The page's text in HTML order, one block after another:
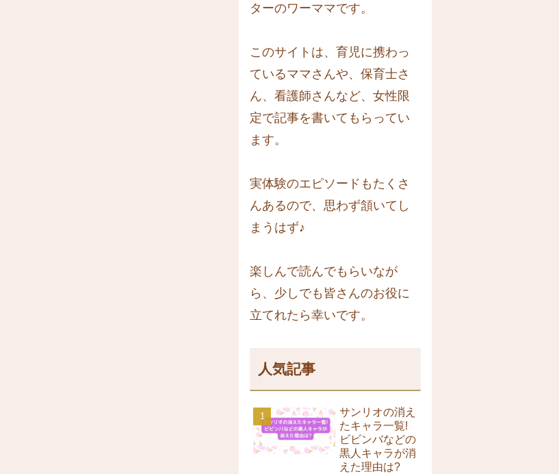
ターのワーママです。
このサイトは、育児に携わっ
ているママさんや、保育士さ
ん、看護師さんなど、女性限
定で記事を書いてもらってい
ます。
実体験のエピソードもたくさ
んあるので、思わず頷いてし
まうはず♪
楽しんで読んでもらいなが
ら、少しでも皆さんのお役に
立てれたら幸いです。
人気記事
サンリオの消え
たキャラ一覧!
ビビンバなどの
黒人キャラが消
えた理由は?